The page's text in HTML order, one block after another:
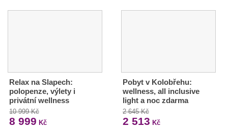
Relax na Slapech:
polopenze, výlety i
privátní wellness
10 999 Kč
8 999 Kč
Pobyt v Kolobřehu:
wellness, all inclusive
light a noc zdarma
2 645 Kč
2 513 Kč